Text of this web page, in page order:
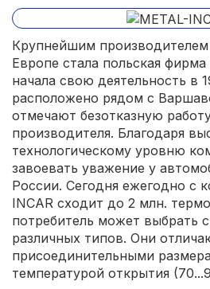
Крупнейшим
Европе стала польская
начала свою деятельность в
расположено рядом с
отмечают безотказную
производителя. Благодаря
технологическому уровню
завоевать уважение у
России. Сегодня ежегодно с
INCAR сходит до 2 млн.
потребитель может выбрать
различных типов. Они
присоединительными
температурой открытия